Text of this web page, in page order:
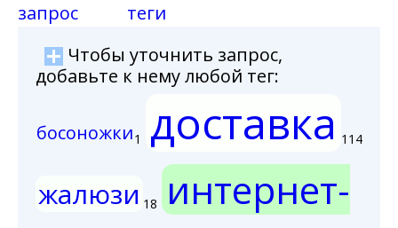
запрос
теги
Чтобы уточнить запрос,
добавьте к нему любой тег:
босоножки1 доставка 114
жалюзи 18
интернет-